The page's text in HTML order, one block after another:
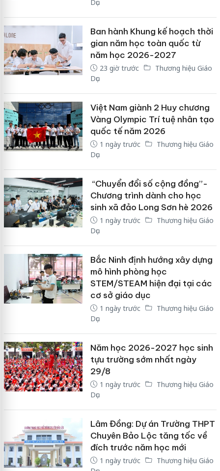
Dục
Ban hành Khung kế hoạch thời
gian năm học toàn quốc từ
năm học 2026-2027
23 giờ trước
Thương hiệu Giáo
Dục
Việt Nam giành 2 Huy chương
Vàng Olympic Trí tuệ nhân tạo
quốc tế năm 2026
1 ngày trước
Thương hiệu Giáo
Dục
“Chuyển đổi số cộng đồng”-
Chương trình dành cho học
sinh xã đảo Long Sơn hè 2026
1 ngày trước
Thương hiệu Giáo
Dục
Bắc Ninh định hướng xây dựng
mô hình phòng học
STEM/STEAM hiện đại tại các
cơ sở giáo dục
1 ngày trước
Thương hiệu Giáo
Dục
Năm học 2026-2027 học sinh
tựu trường sớm nhất ngày
29/8
1 ngày trước
Thương hiệu Giáo
Dục
Lâm Đồng: Dự án Trường THPT
Chuyên Bảo Lộc tăng tốc về
đích trước năm học mới
1 ngày trước
Thương hiệu Giáo